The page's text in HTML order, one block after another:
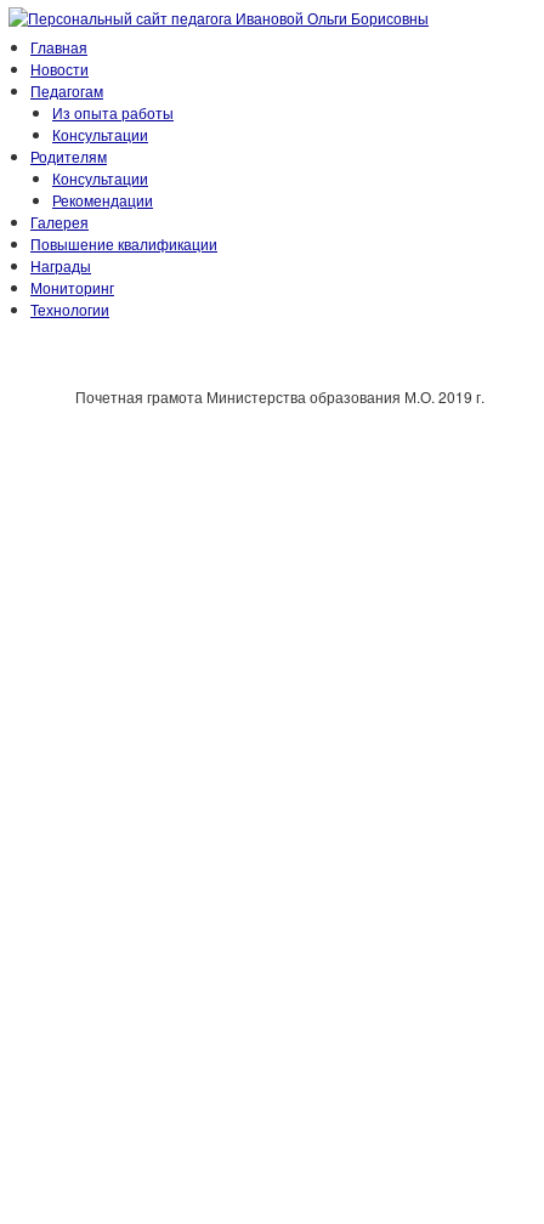
Главная
Новости
Педагогам
Из опыта работы
Консультации
Родителям
Консультации
Рекомендации
Галерея
Повышение квалификации
Награды
Мониторинг
Технологии
Почетная грамота Министерства образования М.О. 2019 г.